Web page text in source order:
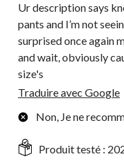
Ur description says
pants and I’m not
surprised once again
and wait, obviously
size's
Traduire avec Google
Non, Je ne
Produit testé :